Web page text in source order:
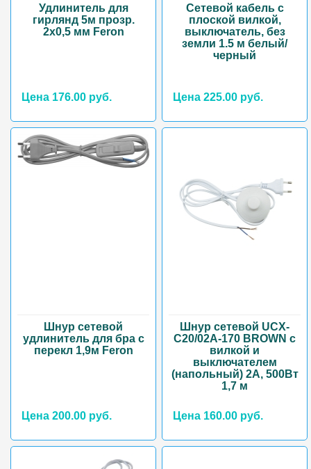
Удлинитель для
гирлянд 5м прозр.
2х0,5 мм Feron
Цена 176.00 руб.
Сетевой кабель с
плоской вилкой,
выключатель, без
земли 1.5 м белый/
черный
Цена 225.00 руб.
Шнур сетевой
удлинитель для бра с
перекл 1,9м Feron
Цена 200.00 руб.
Шнур сетевой UCX-
C20/02A-170 BROWN с
вилкой и
выключателем
(напольный) 2А, 500Вт
1,7 м
Цена 160.00 руб.